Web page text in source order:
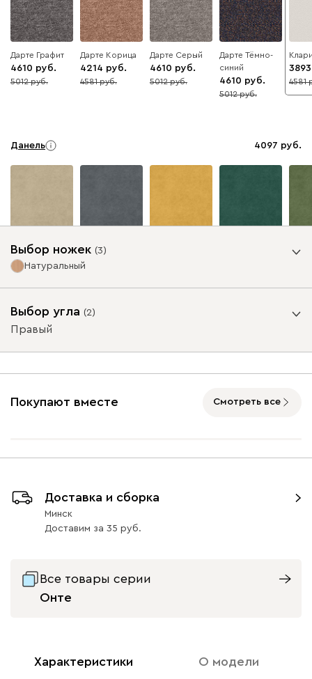
Дарте Графит
4610
8
5012
Дарте Корица
4214
8
4581
Дарте Серый
4610
8
5012
Дарте Тёмно-
синий
4610
8
5012
3893
15
4581
Данель 4097
(Mustard)
(Coral)
Бежевый
Онли
120 240
Выбор ножек (3)
Натуральный
Опоры
Выбор угла (2)
Правый
Покупают вместе Смотреть все
Доставка и сборка
Минск
Доставим за 35
Все товары серии
Онте
Характеристики О модели